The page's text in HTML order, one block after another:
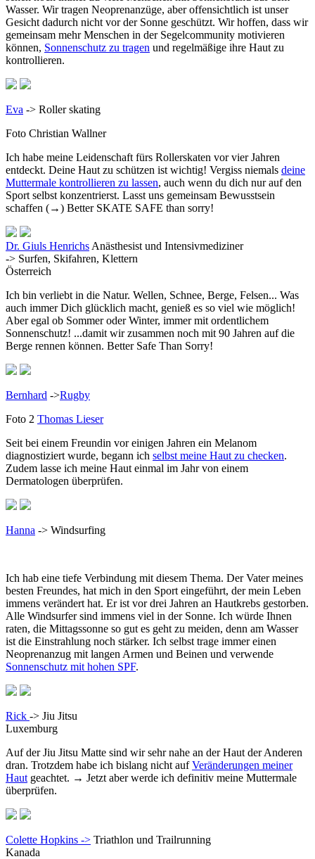
Wasser. Wir tragen Neoprenanzüge, aber offensichtlich ist unser
Gesicht dadurch nicht vor der Sonne geschützt. Wir hoffen, dass wir
gemeinsam mehr Menschen in der Segelcommunity motivieren
können, Sonnenschutz zu tragen und regelmäßige ihre Haut zu
kontrollieren.
Eva -> Roller skating
Foto Christian Wallner
Ich habe meine Leidenschaft fürs Rollerskaten vor vier Jahren
entdeckt. Deine Haut zu schützen ist wichtig! Vergiss niemals deine
Muttermale kontrollieren zu lassen, auch wenn du dich nur auf den
Sport selbst konzentrierst. Lasst uns gemeinsam Bewusstsein
schaffen (→) Better SKATE SAFE than sorry!
Dr. Giuls Henrichs Anästhesist und Intensivmediziner
-> Surfen, Skifahren, Klettern
Österreich
Ich bin verliebt in die Natur. Wellen, Schnee, Berge, Felsen... Was
auch immer Dich glücklich macht, genieß es so viel wie möglich!
Aber egal ob Sommer oder Winter, immer mit ordentlichem
Sonnenschutz! ...damit wir zusammen noch mit 90 Jahren auf die
Berge rennen können. Better Safe Than Sorry!
Bernhard ->Rugby
Foto 2 Thomas Lieser
Seit bei einem Freundin vor einigen Jahren ein Melanom
diagnostiziert wurde, begann ich selbst meine Haut zu checken.
Zudem lasse ich meine Haut einmal im Jahr von einem
Dermatologen überprüfen.
Hanna -> Windsurfing
Ich hab eine tiefe Verbindung mit diesem Thema. Der Vater meines
besten Freundes, hat mich in den Sport eingeführt, der mein Leben
immens verändert hat. Er ist vor drei Jahren an Hautkrebs gestorben.
Alle Windsurfer sind immens viel in der Sonne. Ich würde Ihnen
raten, die Mittagssonne so gut es geht zu meiden, denn am Wasser
ist die Einstrahlung noch stärker. Ich selbst trage immer einen
Neoprenanzug mit langen Armen und Beinen und verwende
Sonnenschutz mit hohen SPF.
Rick -> Jiu Jitsu
Luxemburg
Auf der Jiu Jitsu Matte sind wir sehr nahe an der Haut der Anderen
dran. Trotzdem habe ich bislang nicht aufVeränderungen meiner
Haut geachtet. → Jetzt aber werde ich definitiv meine Muttermale
überprüfen.
Colette Hopkins -> Triathlon und Trailrunning
Kanada